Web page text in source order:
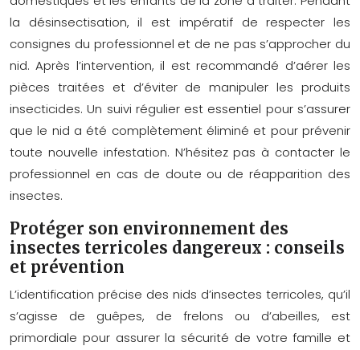
la désinsectisation, il est impératif de respecter les
consignes du professionnel et de ne pas s’approcher du
nid. Après l’intervention, il est recommandé d’aérer les
pièces traitées et d’éviter de manipuler les produits
insecticides. Un suivi régulier est essentiel pour s’assurer
que le nid a été complètement éliminé et pour prévenir
toute nouvelle infestation. N’hésitez pas à contacter le
professionnel en cas de doute ou de réapparition des
insectes.
Protéger son environnement des
insectes terricoles dangereux : conseils
et prévention
L’identification précise des nids d’insectes terricoles, qu’il
s’agisse de guêpes, de frelons ou d’abeilles, est
primordiale pour assurer la sécurité de votre famille et